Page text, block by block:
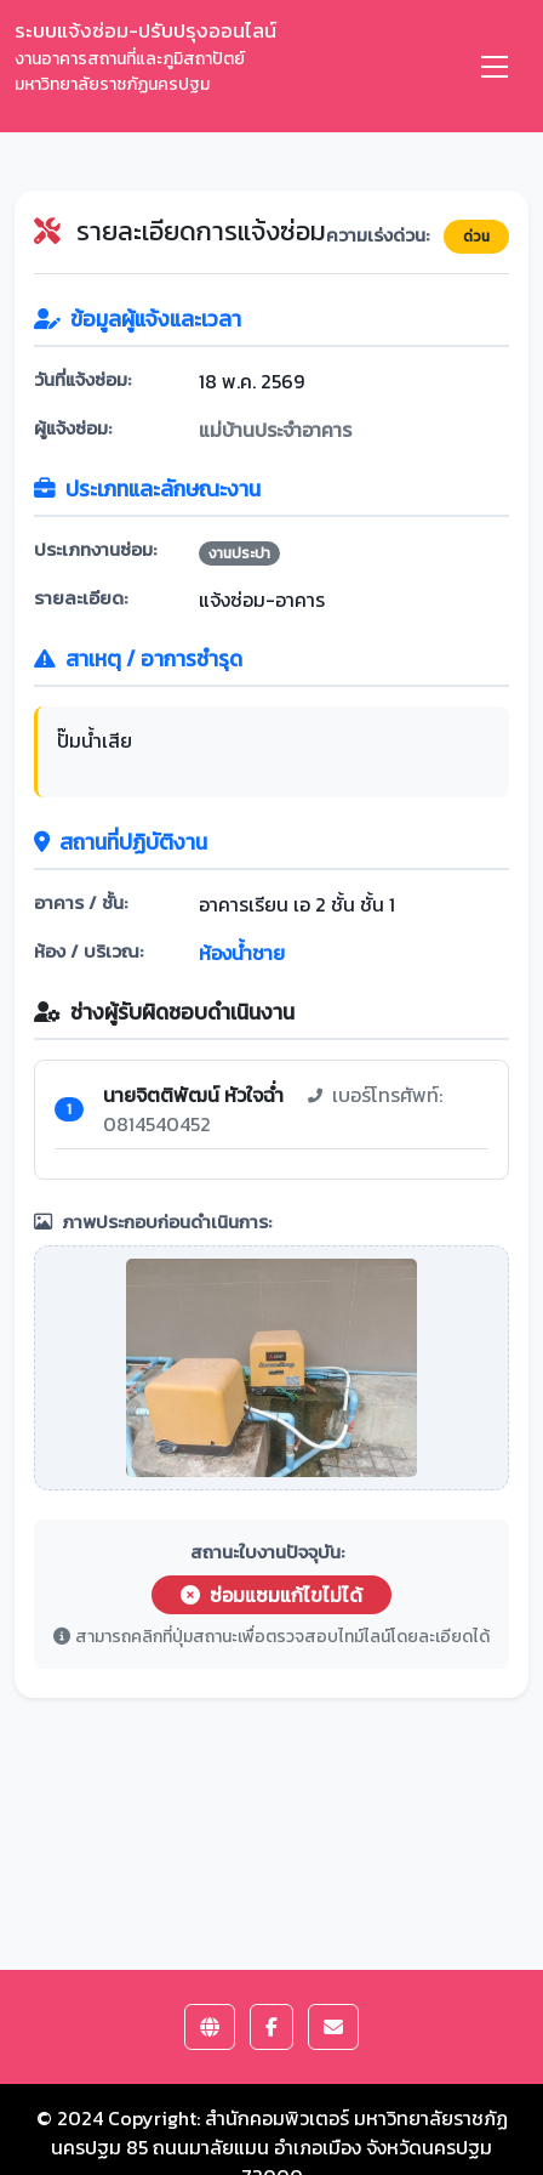
ระบบแจ้งซ่อม-ปรับปรุงออนไลน์
งานอาคารสถานที่และภูมิสถาปัตย์
มหาวิทยาลัยราชภัฏนครปฐม
รายละเอียดการแจ้งซ่อมความเร่งด่วน: ด่วน
ข้อมูลผู้แจ้งและเวลา
วันที่แจ้งซ่อม: 18 พ.ค. 2569
ผู้แจ้งซ่อม: แม่บ้านประจำอาคาร
ประเภทและลักษณะงาน
ประเภทงานซ่อม: งานประปา
รายละเอียด: แจ้งซ่อม-อาคาร
สาเหตุ / อาการชำรุด
ปั๊มน้ำเสีย
สถานที่ปฏิบัติงาน
อาคาร / ชั้น: อาคารเรียน เอ 2 ชั้น ชั้น 1
ห้อง / บริเวณ: ห้องน้ำชาย
ช่างผู้รับผิดชอบดำเนินงาน
1 นายจิตติพัฒน์ หัวใจฉ่ำ
เบอร์โทรศัพท์:
0814540452
ภาพประกอบก่อนดำเนินการ:
สถานะใบงานปัจจุบัน:
ซ่อมแซมแก้ไขไม่ได้
สามารถคลิกที่ปุ่มสถานะเพื่อตรวจสอบไทม์ไลน์โดยละเอียดได้
© 2024 Copyright: สำนักคอมพิวเตอร์ มหาวิทยาลัยราชภัฏ
นครปฐม 85 ถนนมาลัยแมน อำเภอเมือง จังหวัดนครปฐม